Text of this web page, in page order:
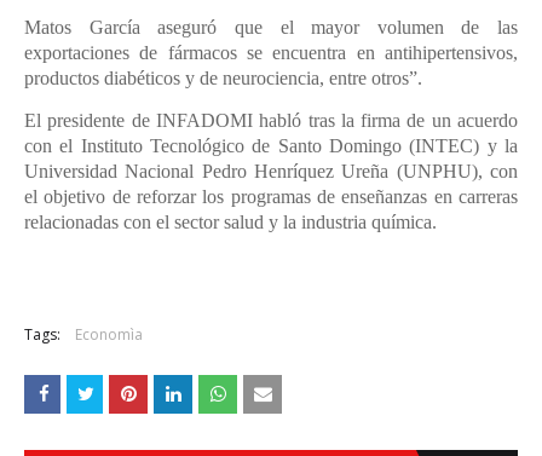
Matos García aseguró que el mayor volumen de las
exportaciones de fármacos se encuentra en antihipertensivos,
productos diabéticos y de neurociencia, entre otros”.
El presidente de INFADOMI habló tras la firma de un acuerdo
con el Instituto Tecnológico de Santo Domingo (INTEC) y la
Universidad Nacional Pedro Henríquez Ureña (UNPHU), con
el objetivo de reforzar los programas de enseñanzas en carreras
relacionadas con el sector salud y la industria química.
Tags: Economìa